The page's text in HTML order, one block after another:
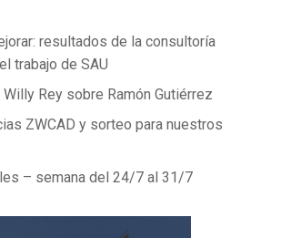
resultados de la consultoría
trabajo de SAU
Rey sobre Ramón Gutiérrez
ZWCAD y sorteo para nuestros
– semana del 24/7 al 31/7